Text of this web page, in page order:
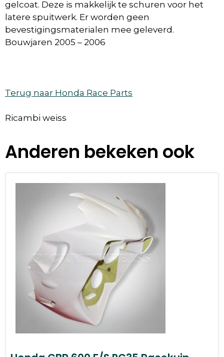
gelcoat. Deze is makkelijk te schuren voor het
latere spuitwerk. Er worden geen
bevestigingsmaterialen mee geleverd.
Bouwjaren 2005 – 2006
Terug naar Honda Race Parts
Ricambi weiss
Anderen bekeken ook